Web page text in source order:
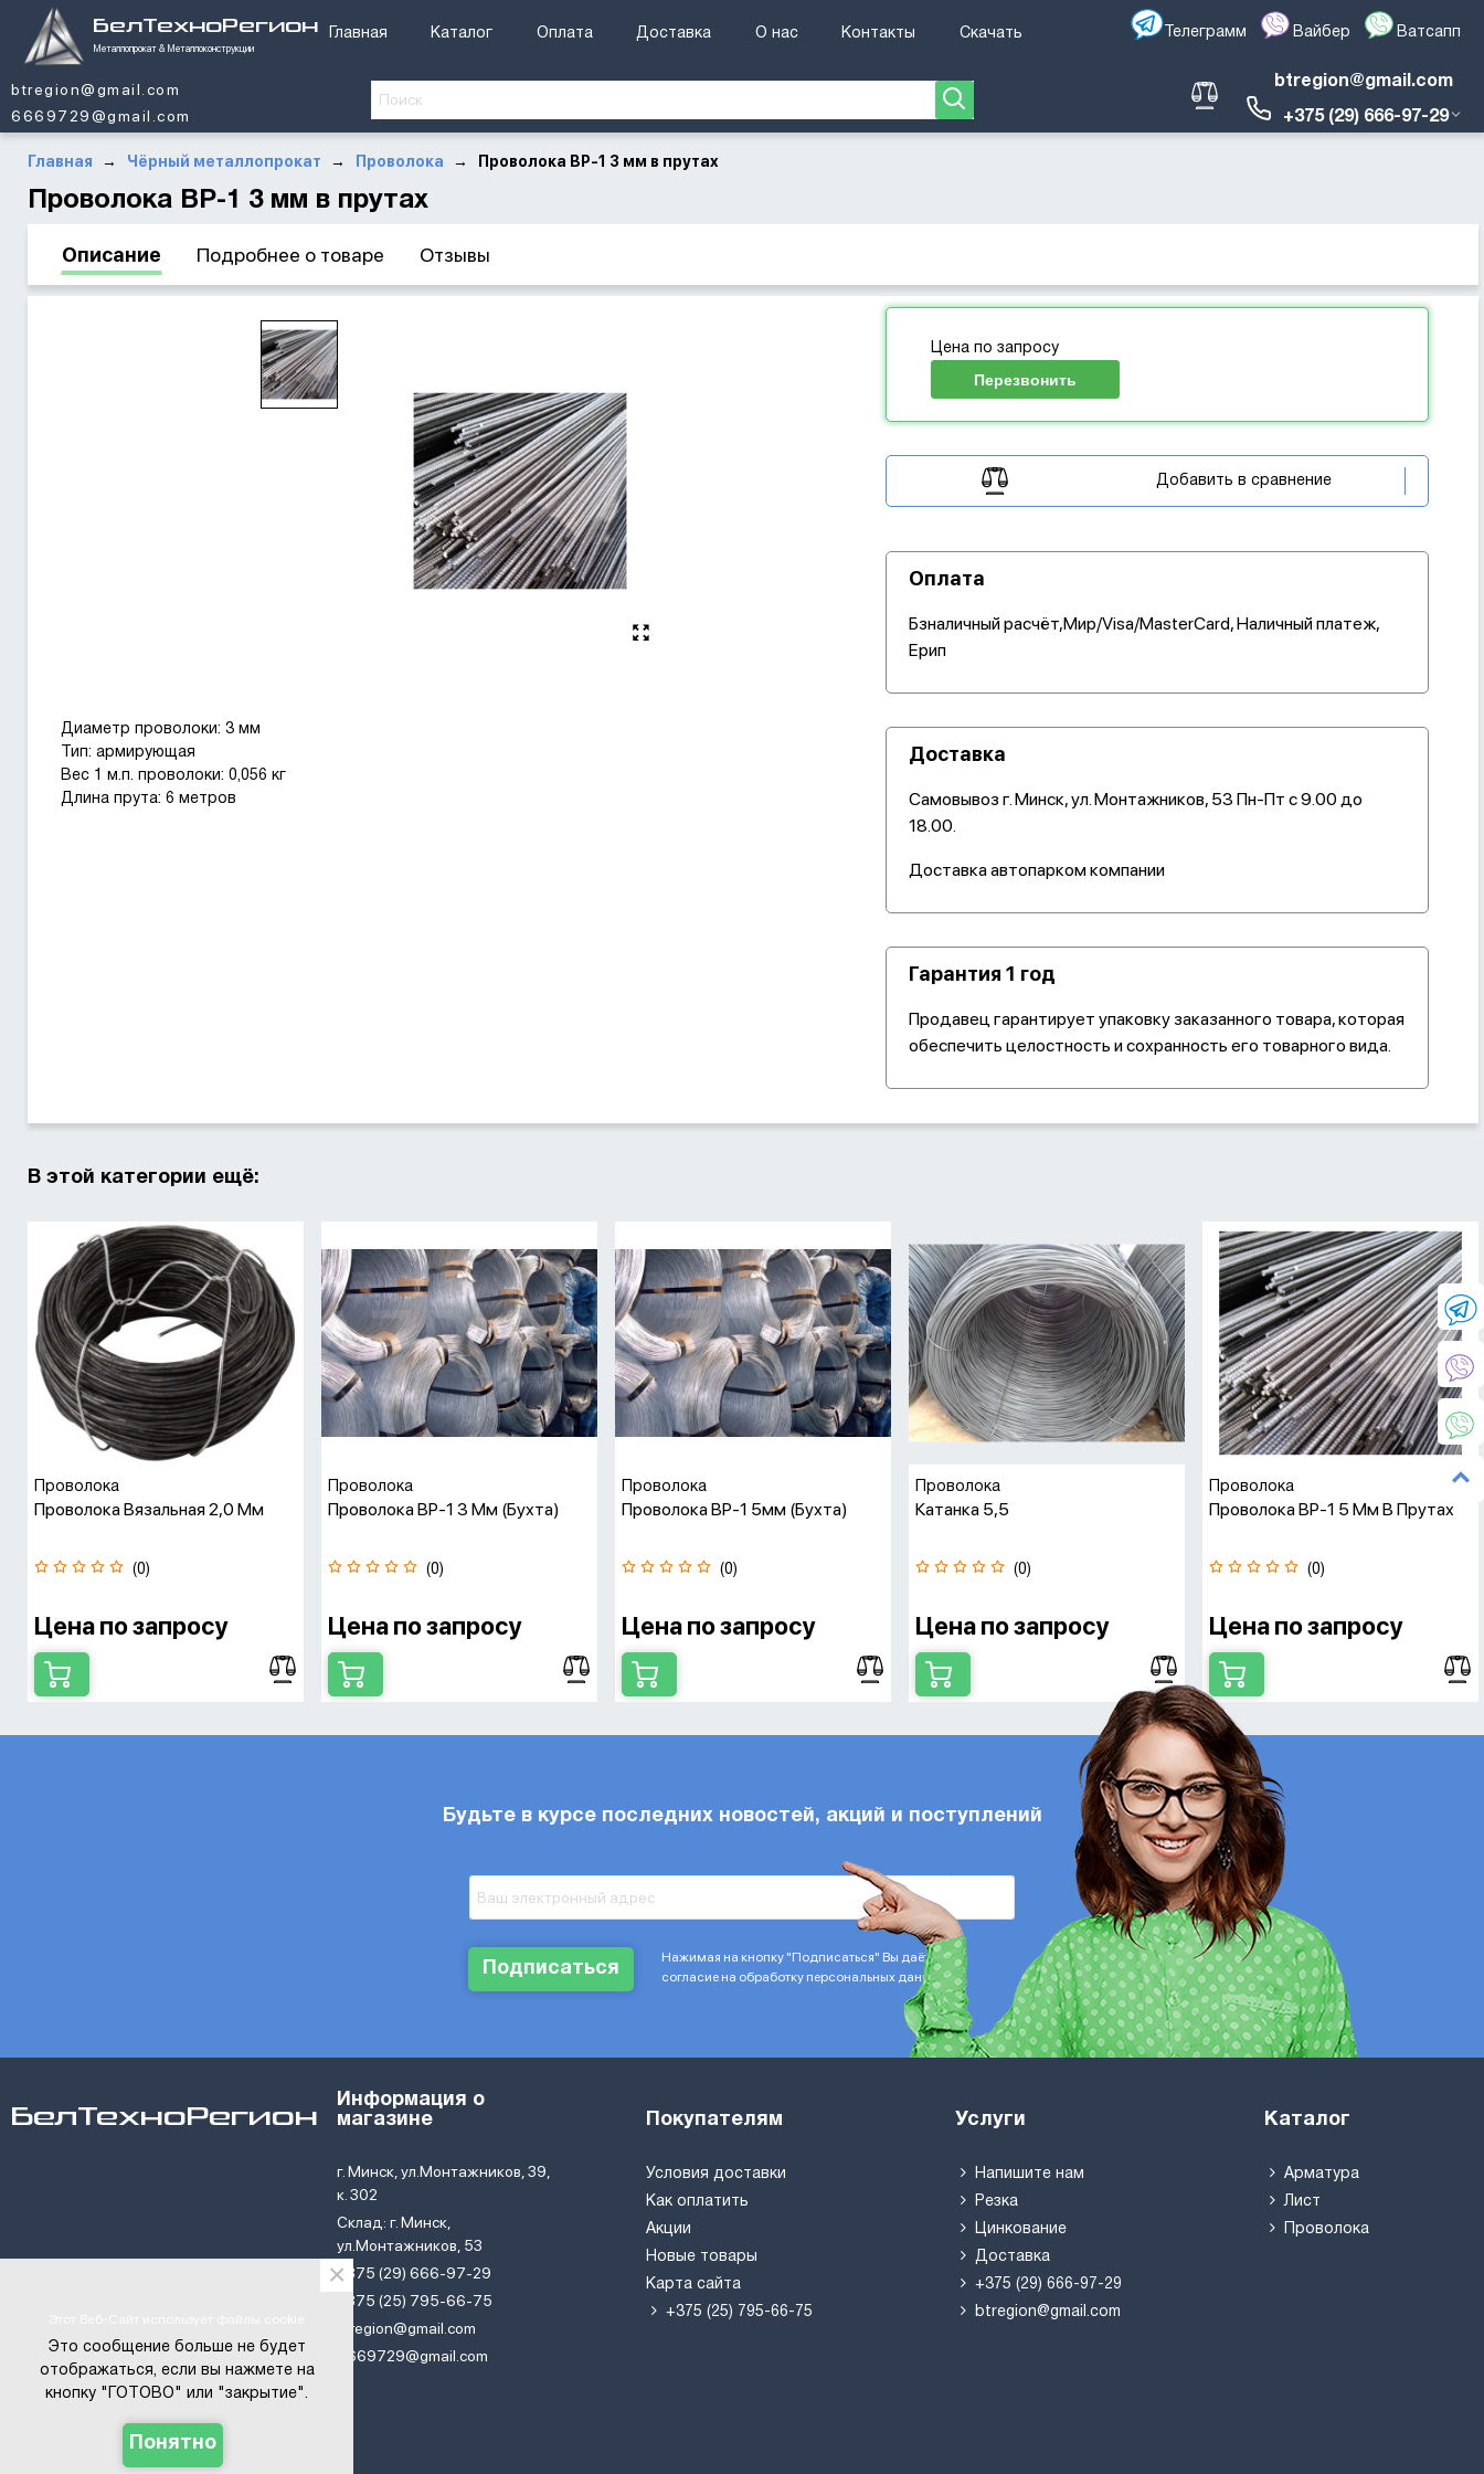
БелТехноРегион
Металлопрокат & Металлоконструкции
Главная Каталог Оплата Доставка О нас Контакты Скачать Телеграмм Вайбер Ватсапп
btregion@gmail.com
6669729@gmail.com
btregion@gmail.com
+375 (29) 666-97-29
Главная → Чёрный металлопрокат → Проволока → Проволока ВР-1 3 мм в прутах
Проволока ВР-1 3 мм в прутах
Описание Подробнее о товаре Отзывы
Диаметр проволоки: 3 мм
Тип: армирующая
Вес 1 м.п. проволоки: 0,056 кг
Длина прута: 6 метров
Цена по запросу
Перезвонить
Добавить в сравнение
Оплата
Бзналичный расчёт,Мир/Visa/MasterCard, Наличный платеж,
Ерип
Доставка
Самовывоз г. Минск, ул. Монтажников, 53 Пн-Пт с 9.00 до
18.00.
Доставка автопарком компании
Гарантия 1 год
Продавец гарантирует упаковку заказанного товара, которая
обеспечить целостность и сохранность его товарного вида.
В этой категории ещё:
Проволока
Проволока Вязальная 2,0 Мм
(0)
Цена по запросу
Проволока
Проволока ВР-1 3 Мм (бухта)
(0)
Цена по запросу
Проволока
Проволока ВР-1 5мм (бухта)
(0)
Цена по запросу
Проволока
Катанка 5,5
(0)
Цена по запросу
Проволока
Проволока ВР-1 5 Мм В Прутах
(0)
Цена по запросу
Будьте в курсе последних новостей, акций и поступлений
Подписаться
Нажимая на кнопку "Подписаться" Вы даёте
согласие на обработку персональных данных
БелТехноРегион
Информация о
магазине
г. Минск, ул.Монтажников, 39,
к. 302
Склад: г. Минск,
ул.Монтажников, 53
+375 (29) 666-97-29
+375 (25) 795-66-75
btregion@gmail.com
6669729@gmail.com
Покупателям
Условия доставки
Как оплатить
Акции
Новые товары
Карта сайта
+375 (25) 795-66-75
Услуги
Напишите нам
Резка
Цинкование
Доставка
+375 (29) 666-97-29
btregion@gmail.com
Каталог
Арматура
Лист
Проволока
Это сообщение больше не будет
отображаться, если вы нажмете на
кнопку "ГОТОВО" или "закрытие".
Понятно
×